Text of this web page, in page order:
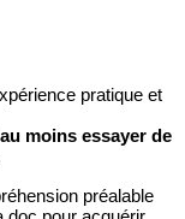
pratique et
au moins essayer de
préalable